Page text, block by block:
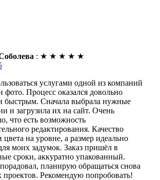
: ★ ★ ★ ★ ★
услугами одной из компаний
фото. Процесс оказался довольно
быстрым. Сначала выбрала нужные
и загрузила их на сайт. Очень
что есть возможность
редактирования. Качество
цвета на уровне, а размер идеально
моих задумок. Заказ пришёл в
сроки, аккуратно упакованный.
порадовал, планирую обращаться снова
проектов. Рекомендую попробовать!